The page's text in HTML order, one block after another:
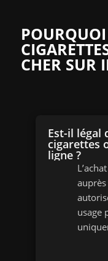
POURQUOI
CHER SUR
Est-il légal
cigarettes
ligne ?
auprès
usage